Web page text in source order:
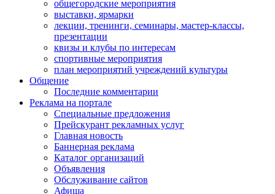
общегородские мероприятия
выставки, ярмарки
лекции, тренинги, семинары, мастер-классы,
презентации
квизы и клубы по интересам
спортивные мероприятия
план мероприятий учреждений культуры
Общение
Последние комментарии
Реклама на портале
Специальные предложения
Прейскурант рекламных услуг
Главная новость
Баннерная реклама
Каталог организаций
Объявления
Обслуживание сайтов
Афиша